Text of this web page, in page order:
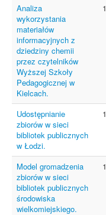
Analiza
wykorzystania
materiałów
informacyjnych z
dziedziny chemii
przez czytelników
Wyższej Szkoły
Pedagogicznej w
Kielcach.
Udostępnianie
zbiorów w sieci
bibliotek publicznych
w Łodzi.
Model gromadzenia
zbiorów w sieci
bibliotek publicznych
środowiska
wielkomiejskiego.